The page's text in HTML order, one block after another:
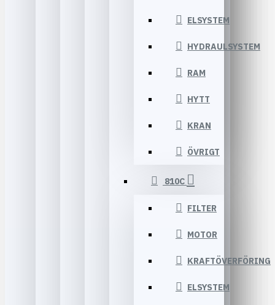
ELSYSTEM
HYDRAULSYSTEM
RAM
HYTT
KRAN
ÖVRIGT
810C
FILTER
MOTOR
KRAFTÖVERFÖRING
ELSYSTEM